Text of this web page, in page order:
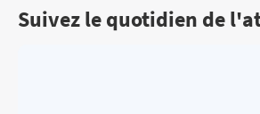
Suivez le quotidien de